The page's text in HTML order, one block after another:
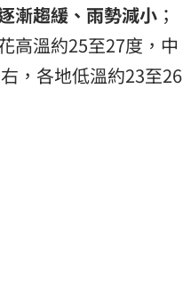
漸趨緩、雨勢減小 ；
高溫約25至27度，中
，各地低溫約23至26